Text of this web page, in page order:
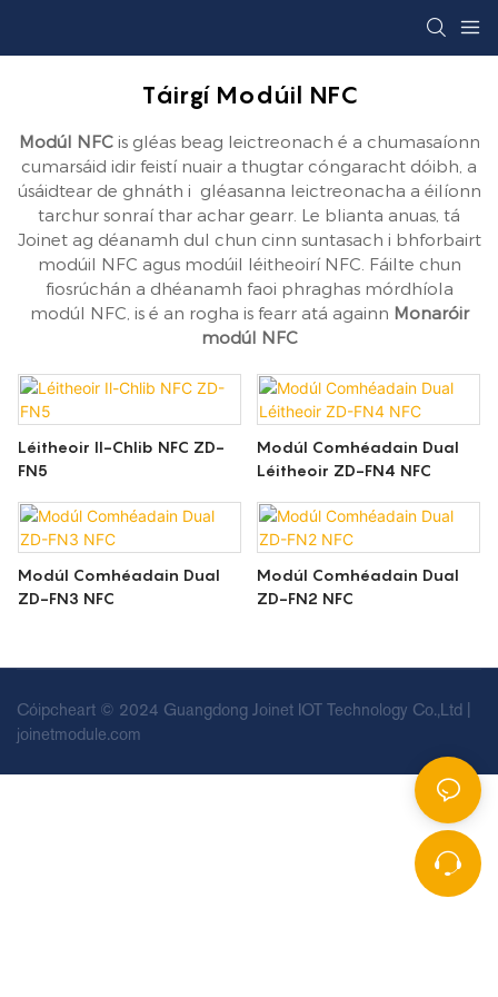
Táirgí Modúil NFC
Modúl NFC is gléas beag leictreonach é a chumasaíonn
cumarsáid idir feistí nuair a thugtar cóngaracht dóibh, a
úsáidtear de ghnáth i gléasanna leictreonacha a éilíonn
tarchur sonraí thar achar gearr. Le blianta anuas, tá
Joinet ag déanamh dul chun cinn suntasach i bhforbairt
modúil NFC agus modúil léitheoirí NFC. Fáilte chun
fiosrúchán a dhéanamh faoi phraghas mórdhíola
modúl NFC, is é an rogha is fearr atá againn Monaróir
modúl NFC
Léitheoir Il-Chlib NFC ZD-
FN5
Modúl Comhéadain Dual
Léitheoir ZD-FN4 NFC
Modúl Comhéadain Dual
ZD-FN3 NFC
Modúl Comhéadain Dual
ZD-FN2 NFC
Cóipcheart © 2024 Guangdong Joinet IOT Technology Co.,Ltd |
joinetmodule.com